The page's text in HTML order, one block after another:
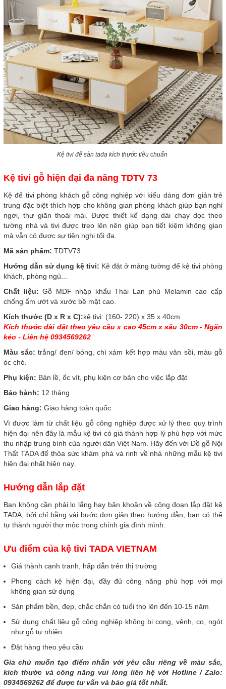
Kệ tivi để sàn tada kích thước tiêu chuẩn
Kệ tivi gỗ hiện đại đa năng TDTV 73
Kệ để tivi phòng khách gỗ công nghiệp với kiểu dáng đơn giản trẻ
trung đặc biệt thích hợp cho không gian phòng khách giúp bạn nghỉ
ngơi, thư giãn thoải mái. Được thiết kế dạng dài chạy dọc theo
tường nhà và tivi được treo lên nên giúp bạn tiết kiệm không gian
mà vẫn có được sự tiện nghi tối đa.
Mã sản phẩm: TDTV73
Hướng dẫn sử dụng kệ tivi: Kê đặt ở mảng tường để kệ tivi phòng
khách, phòng ngủ...
Chất liệu: Gỗ MDF nhập khẩu Thái Lan phủ Melamin cao cấp
chống ẩm ướt và xước bề mặt cao.
Kích thước (D x R x C):kệ tivi: (160- 220) x 35 x 40cm
Kích thước dài đặt theo yêu cầu x cao 45cm x sâu 30cm - Ngăn
kéo - Liên hệ 0934569262
Màu sắc:trắng/ đen/ bóng, chì xám kết hợp màu vân sồi, màu gỗ
óc chó.
Phụ kiện: Bản lề, ốc vít, phụ kiện cơ bản cho việc lắp đặt
Bảo hành: 12 tháng
Giao hàng: Giao hàng toàn quốc.
Vì được làm từ chất liệu gỗ công nghiệp được xử lý theo quy trình
hiện đại nên đây là mẫu kệ tivi có giá thành hợp lý phù hợp với mức
thu nhập trung bình của người dân Việt Nam. Hãy đến với Đồ gỗ Nội
Thất TADA để thỏa sức khám phá và rinh về nhà những mẫu kệ tivi
hiện đại nhất hiện nay.
Hướng dẫn lắp đặt
Bạn không cần phải lo lắng hay băn khoăn về công đoạn lắp đặt kệ
TADA, bởi chỉ bằng vài bước đơn giản theo hướng dẫn, bạn có thể
tự thành người thợ mộc trong chính gia đình mình.
Ưu điểm của kệ tivi TADA VIETNAM
Giá thành cạnh tranh, hấp dẫn trên thị trường
Phong cách kệ hiện đại, đầy đủ công năng phù hợp với mọi
không gian sử dụng
Sản phẩm bền, đẹp, chắc chắn có tuổi thọ lên đến 10-15 năm
Sử dụng chất liệu gỗ công nghiệp không bị cong, vênh, co, ngót
như gỗ tự nhiên
Đặt hàng theo yêu cầu
Gia chủ muốn tạo điểm nhấn với yêu cầu riêng về màu sắc,
kích thước và công năng vui lòng liên hệ với Hotline / Zalo:
0934569262 để được tư vấn và báo giá tốt nhất.